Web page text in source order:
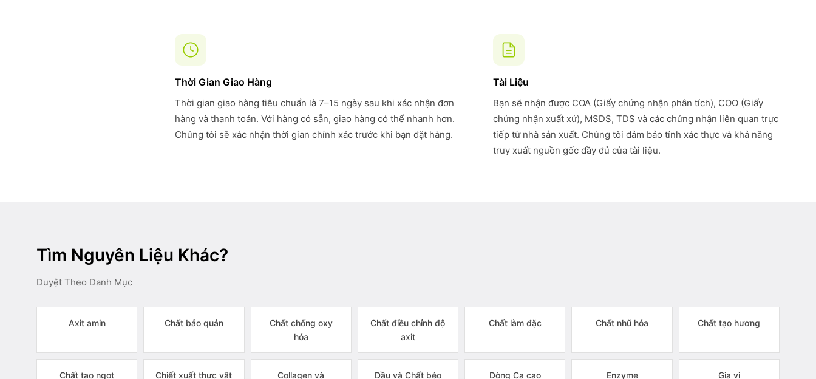
Thời Gian Giao Hàng
Thời gian giao hàng tiêu chuẩn là 7–15 ngày sau khi xác nhận đơn
hàng và thanh toán. Với hàng có sẵn, giao hàng có thể nhanh hơn.
Chúng tôi sẽ xác nhận thời gian chính xác trước khi bạn đặt hàng.
Tài Liệu
Bạn sẽ nhận được COA (Giấy chứng nhận phân tích), COO (Giấy
chứng nhận xuất xứ), MSDS, TDS và các chứng nhận liên quan trực
tiếp từ nhà sản xuất. Chúng tôi đảm bảo tính xác thực và khả năng
truy xuất nguồn gốc đầy đủ của tài liệu.
Tìm Nguyên Liệu Khác?
Duyệt Theo Danh Mục
Axit amin Chất bảo quản
Chất chống oxy
hóa
Chất điều chỉnh độ
axit
Chất làm đặc Chất nhũ hóa Chất tạo hương
Chất tạo ngọt Chiết xuất thực vật
Collagen và
Dầu và Chất béo Dòng Ca cao Enzyme Gia vị